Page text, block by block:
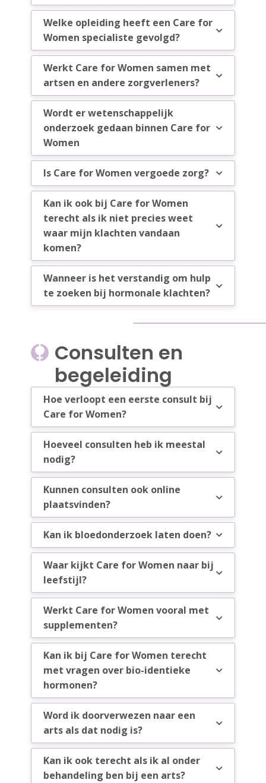
Welke opleiding heeft een Care for
Women specialiste gevolgd?
Werkt Care for Women samen met
artsen en andere zorgverleners?
Wordt er wetenschappelijk
onderzoek gedaan binnen Care for
Women
Is Care for Women vergoede zorg?
Kan ik ook bij Care for Women
terecht als ik niet precies weet
waar mijn klachten vandaan
komen?
Wanneer is het verstandig om hulp
te zoeken bij hormonale klachten?
Consulten en
begeleiding
Hoe verloopt een eerste consult bij
Care for Women?
Hoeveel consulten heb ik meestal
nodig?
Kunnen consulten ook online
plaatsvinden?
Kan ik bloedonderzoek laten doen?
Waar kijkt Care for Women naar bij
leefstijl?
Werkt Care for Women vooral met
supplementen?
Kan ik bij Care for Women terecht
met vragen over bio-identieke
hormonen?
Word ik doorverwezen naar een
arts als dat nodig is?
Kan ik ook terecht als ik al onder
behandeling ben bij een arts?